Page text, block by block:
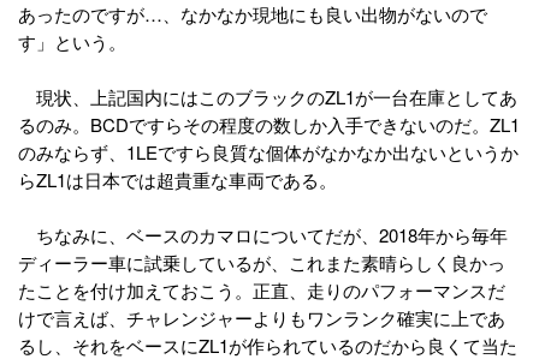
あったのですが…、なかなか現地にも良い出物がないので
す」という。
現状、上記国内にはこのブラックのZL1が一台在庫としてあ
るのみ。BCDですらその程度の数しか入手できないのだ。ZL1
のみならず、1LEですら良質な個体がなかなか出ないというか
らZL1は日本では超貴重な車両である。
ちなみに、ベースのカマロについてだが、2018年から毎年
ディーラー車に試乗しているが、これまた素晴らしく良かっ
たことを付け加えておこう。正直、走りのパフォーマンスだ
けで言えば、チャレンジャーよりもワンランク確実に上であ
るし、それをベースにZL1が作られているのだから良くて当た